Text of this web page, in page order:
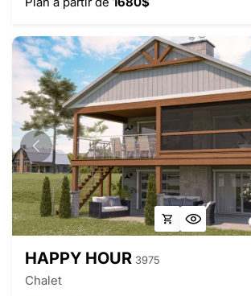
HAPPY HOUR 3975
Chalet